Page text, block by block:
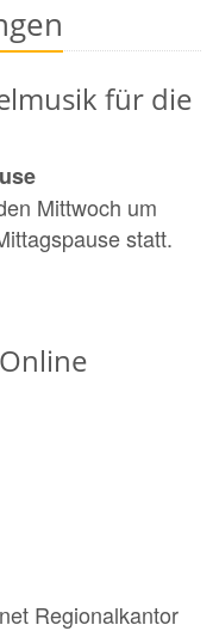
für die
Mittwoch um
statt.
Regionalkantor